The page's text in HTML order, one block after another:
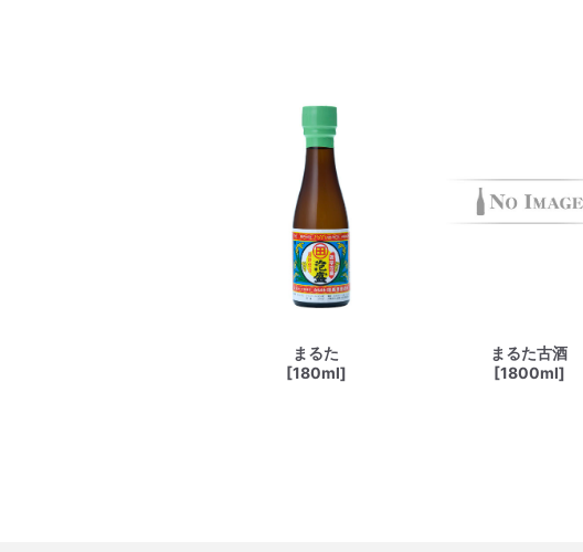
まるた
[180ml]
まるた古酒
[1800ml]